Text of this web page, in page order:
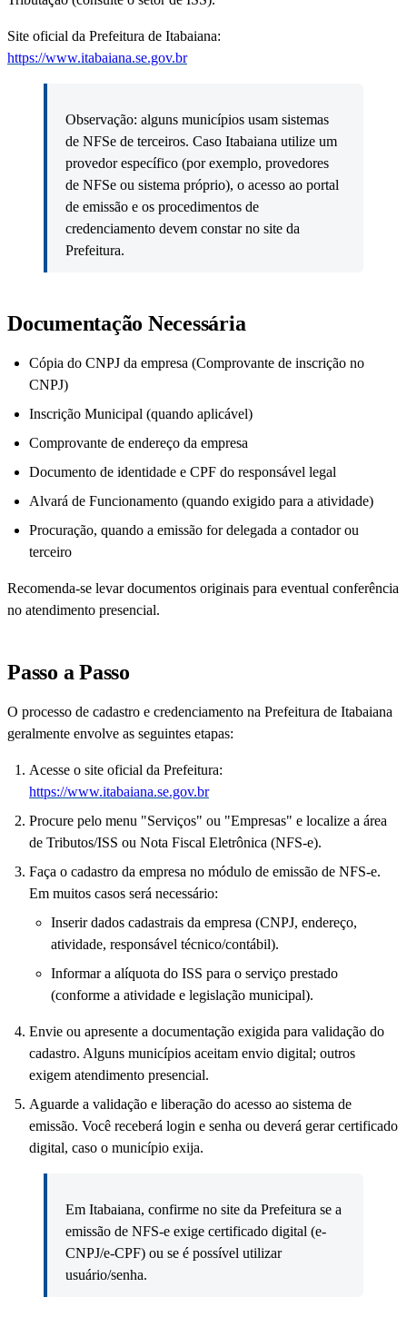
Site oficial da Prefeitura de Itabaiana:
https://www.itabaiana.se.gov.br
Observação: alguns municípios usam sistemas
de NFSe de terceiros. Caso Itabaiana utilize um
provedor específico (por exemplo, provedores
de NFSe ou sistema próprio), o acesso ao portal
de emissão e os procedimentos de
credenciamento devem constar no site da
Prefeitura.
Documentação Necessária
Cópia do CNPJ da empresa (Comprovante de inscrição no
CNPJ)
Inscrição Municipal (quando aplicável)
Comprovante de endereço da empresa
Documento de identidade e CPF do responsável legal
Alvará de Funcionamento (quando exigido para a atividade)
Procuração, quando a emissão for delegada a contador ou
terceiro
Recomenda-se levar documentos originais para eventual conferência
no atendimento presencial.
Passo a Passo
O processo de cadastro e credenciamento na Prefeitura de Itabaiana
geralmente envolve as seguintes etapas:
Acesse o site oficial da Prefeitura:
https://www.itabaiana.se.gov.br
Procure pelo menu "Serviços" ou "Empresas" e localize a área
de Tributos/ISS ou Nota Fiscal Eletrônica (NFS-e).
Faça o cadastro da empresa no módulo de emissão de NFS-e.
Em muitos casos será necessário:
Inserir dados cadastrais da empresa (CNPJ, endereço,
atividade, responsável técnico/contábil).
Informar a alíquota do ISS para o serviço prestado
(conforme a atividade e legislação municipal).
Envie ou apresente a documentação exigida para validação do
cadastro. Alguns municípios aceitam envio digital; outros
exigem atendimento presencial.
Aguarde a validação e liberação do acesso ao sistema de
emissão. Você receberá login e senha ou deverá gerar certificado
digital, caso o município exija.
Em Itabaiana, confirme no site da Prefeitura se a
emissão de NFS-e exige certificado digital (e-
CNPJ/e-CPF) ou se é possível utilizar
usuário/senha.